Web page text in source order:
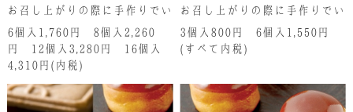
お召し上がりの際に手作りでい
ただく最中です。サクサクと香
ばしい最中種とみずみずしい丹
波大納言小豆の粒あんをお楽し
6個入1,760円 8個入2,260
円 12個入3,280円 16個入
4,310円(内税)
お召し上がりの際に手作りでい
ただく最中です。サクサクと香
ばしい最中種とみずみずしい丹
3個入800円 6個入1,550円
(すべて内税)